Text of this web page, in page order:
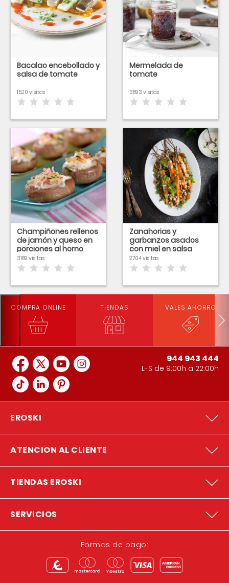
Bacalao encebollado y
salsa de tomate
1520 visitas
Mermelada de
tomate
3893 visitas
Champiñones rellenos
de jamón y queso en
porciones al horno
3189 visitas
Zanahorias y
garbanzos asados
con miel en salsa
tahina
2704 visitas
COMPRA ONLINE TIENDAS VALES AHORRO
944 943 444
L-S de 9:00h a 22:00h
EROSKI
ATENCION AL CLIENTE
TIENDAS EROSKI
SERVICIOS
Formas de pago: